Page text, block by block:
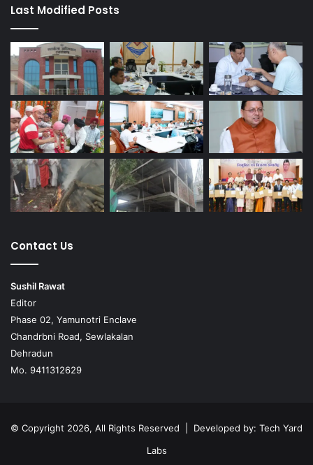
Last Modified Posts
Contact Us
Sushil Rawat
Editor
Phase 02, Yamunotri Enclave
Chandrbni Road, Sewlakalan
Dehradun
Mo. 9411312629
© Copyright 2026, All Rights Reserved | Developed by: Tech Yard
Labs